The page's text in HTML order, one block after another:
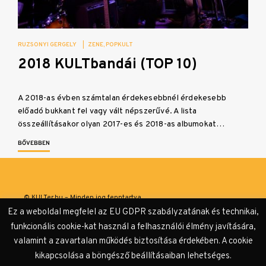
RUZSONYI GERGELY ZENE POPKULT
2018 KULTbandái (TOP 10)
A 2018-as évben számtalan érdekesebbnél érdekesebb
előadó bukkant fel vagy vált népszerűvé. A lista
összeállításakor olyan 2017-es és 2018-as albumokat…
BŐVEBBEN
© KULTer.hu – Minden jog fenntartva
Adatvédelmi tájékoztató
Ez a weboldal megfelel az EU GDPR szabályzatának és technikai,
funkcionális cookie-kat használ a felhasználói élmény javítására,
valamint a zavartalan működés biztosítása érdekében. A cookie
kikapcsolása a böngésző beállításaiban lehetséges.